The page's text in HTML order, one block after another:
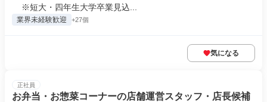
※短大・四年生大学卒業見込...
業界未経験歓迎 +27個
気になる
正社員
お弁当・お惣菜コーナーの店舗運営スタッフ・店長候補